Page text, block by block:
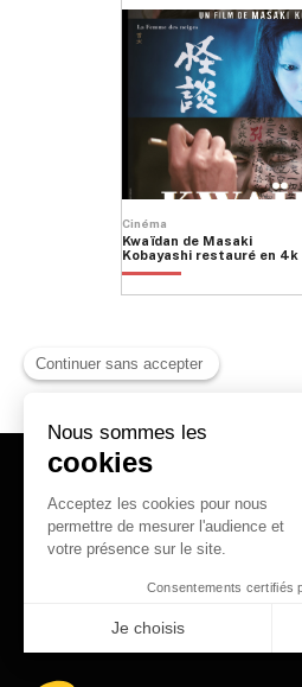
Cinéma
Kwaïdan de Masaki
Kobayashi restauré en 4k